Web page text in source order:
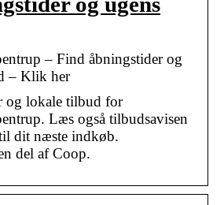
– Find åbningstider og
– Klik her
og lokale tilbud for
Læs også tilbudsavisen
dit næste indkøb.
del af Coop.